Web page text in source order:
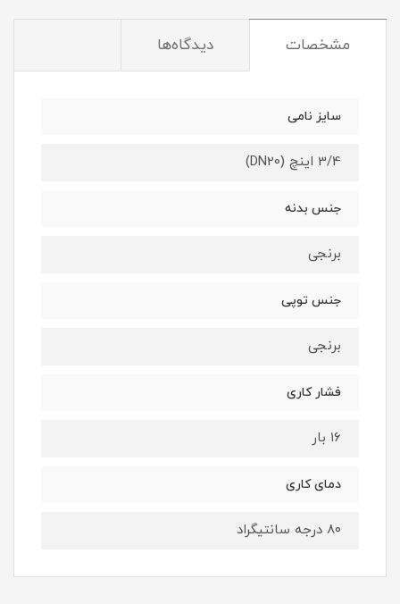
مشخصات دیدگاه‌ها
سایز نامی
3/4 اینچ (DN20)
جنس بدنه
برنجی
جنس توپی
برنجی
فشار کاری
۱۶ بار
دمای کاری
۸۰ درجه سانتیگراد